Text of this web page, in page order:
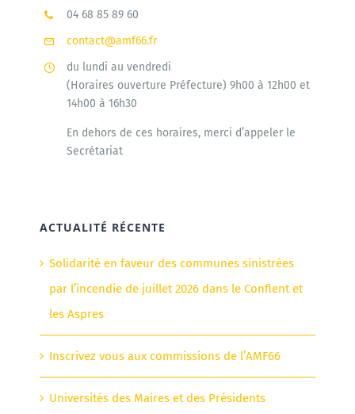
04 68 85 89 60
contact@amf66.fr
du lundi au vendredi
(Horaires ouverture Préfecture) 9h00 à 12h00 et
14h00 à 16h30
En dehors de ces horaires, merci d’appeler le
Secrétariat
ACTUALITÉ RÉCENTE
Solidarité en faveur des communes sinistrées
par l’incendie de juillet 2026 dans le Conflent et
les Aspres
Inscrivez vous aux commissions de l’AMF66
Universités des Maires et des Présidents